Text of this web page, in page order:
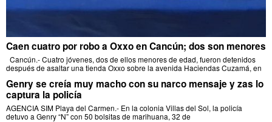
Caen cuatro por robo a Oxxo en Cancún; dos son menores
Cancún.- Cuatro jóvenes, dos de ellos menores de edad, fueron detenidos
después de asaltar una tienda Oxxo sobre la avenida Haciendas Cuzamá, en
Genry se creía muy macho con su narco mensaje y zas lo
captura la policía
AGENCIA SIM Playa del Carmen.- En la colonia Villas del Sol, la policía
detuvo a Genry “N” con 50 bolsitas de marihuana, 32 de